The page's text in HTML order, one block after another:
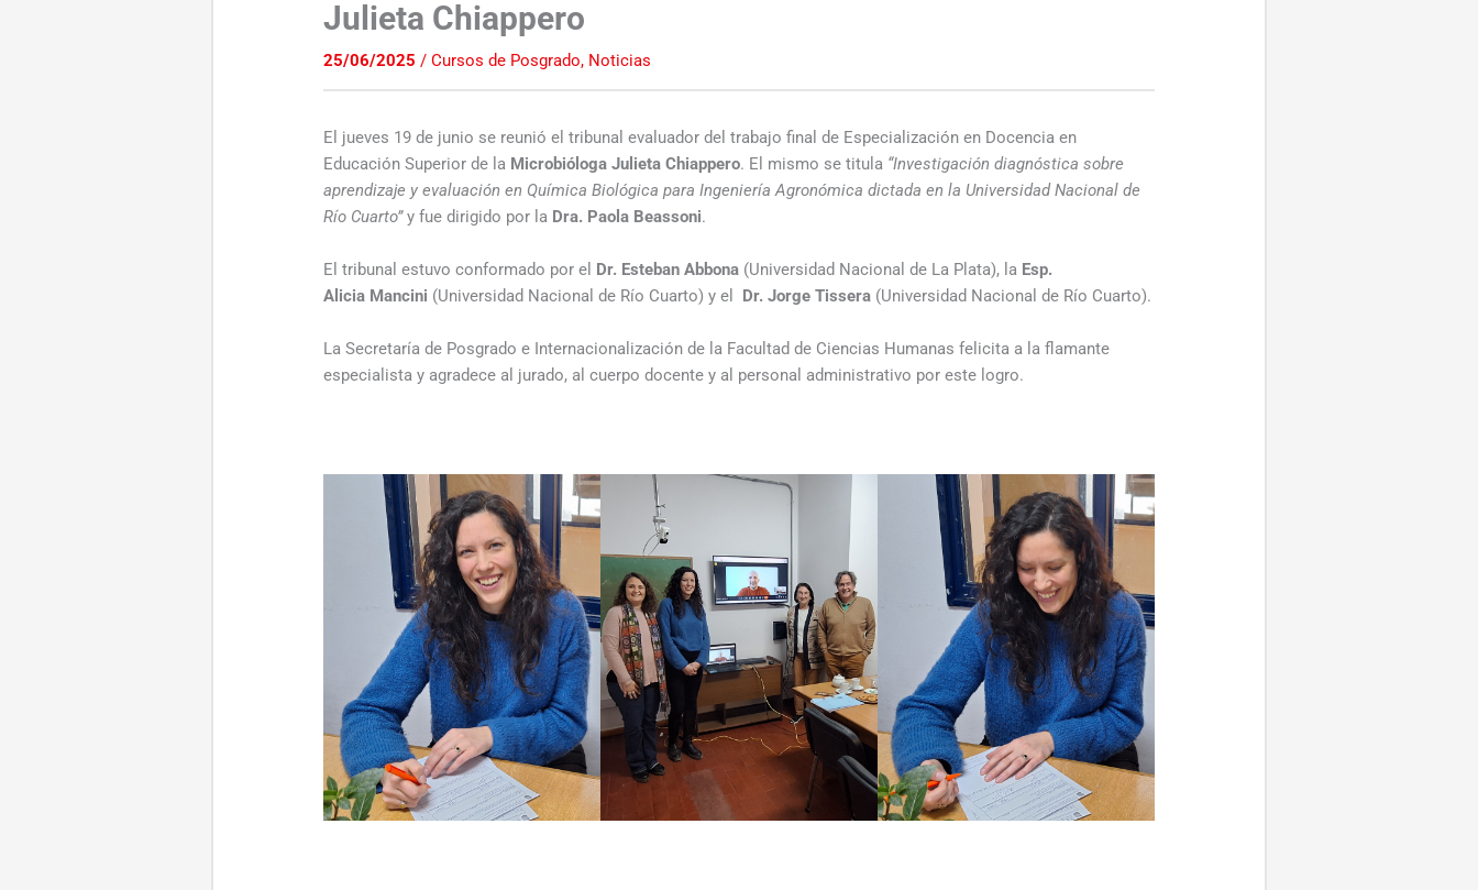
Julieta Chiappero
25/06/2025/Cursos de Posgrado, Noticias
El jueves 19 de junio se reunió el tribunal evaluador del trabajo final de Especialización en Docencia en
Educación Superior de la Microbióloga Julieta Chiappero. El mismo se titula “Investigación diagnóstica sobre
aprendizaje y evaluación en Química Biológica para Ingeniería Agronómica dictada en la Universidad Nacional de
Río Cuarto”y fue dirigido por la Dra. Paola Beassoni.
El tribunal estuvo conformado por el Dr. Esteban Abbona (Universidad Nacional de La Plata), la Esp.
Alicia Mancini (Universidad Nacional de Río Cuarto) y el Dr. Jorge Tissera (Universidad Nacional de Río Cuarto).
La Secretaría de Posgrado e Internacionalización de la Facultad de Ciencias Humanas felicita a la flamante
especialista y agradece al jurado, al cuerpo docente y al personal administrativo por este logro.